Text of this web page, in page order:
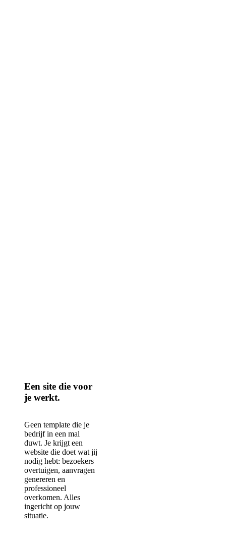
Een site die voor
je werkt.
Geen template die je
bedrijf in een mal
duwt. Je krijgt een
website die doet wat jij
nodig hebt: bezoekers
overtuigen, aanvragen
genereren en
professioneel
overkomen. Alles
ingericht op jouw
situatie.